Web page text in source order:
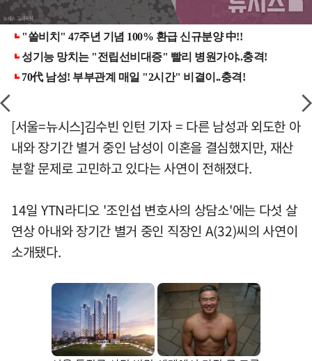
[서울=뉴시스]김수빈 인턴 기자 = 다른 남성과 외도한 아
내와 장기간 별거 중인 남성이 이혼을 결심했지만, 재산
분할 문제로 고민하고 있다는 사연이 전해졌다.
14일 YTN라디오 '조인섭 변호사의 상담소'에는 다섯 살
연상 아내와 장기간 별거 중인 직장인 A(32)씨의 사연이
소개됐다.